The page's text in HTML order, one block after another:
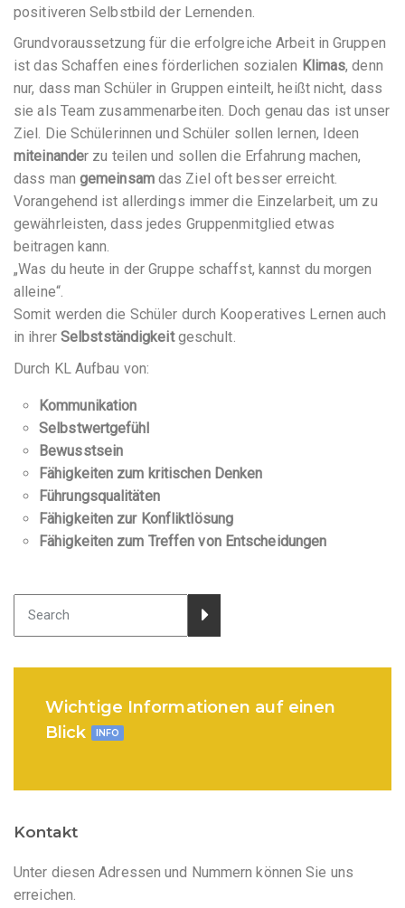
positiveren Selbstbild der Lernenden.
Grundvoraussetzung für die erfolgreiche Arbeit in Gruppen
ist das Schaffen eines förderlichen sozialen Klimas, denn
nur, dass man Schüler in Gruppen einteilt, heißt nicht, dass
sie als Team zusammenarbeiten. Doch genau das ist unser
Ziel. Die Schülerinnen und Schüler sollen lernen, Ideen
miteinander zu teilen und sollen die Erfahrung machen,
dass man gemeinsamdas Ziel oft besser erreicht.
Vorangehend ist allerdings immer die Einzelarbeit, um zu
gewährleisten, dass jedes Gruppenmitglied etwas
beitragen kann.
„Was du heute in der Gruppe schaffst, kannst du morgen
alleine“.
Somit werden die Schüler durch Kooperatives Lernen auch
in ihrer Selbstständigkeitgeschult.
Durch KL Aufbau von:
Kommunikation
Selbstwertgefühl
Bewusstsein
Fähigkeiten zum kritischen Denken
Führungsqualitäten
Fähigkeiten zur Konfliktlösung
Fähigkeiten zum Treffen von Entscheidungen
Wichtige Informationen auf einen
Blick
INFO
Kontakt
Unter diesen Adressen und Nummern können Sie uns
erreichen.